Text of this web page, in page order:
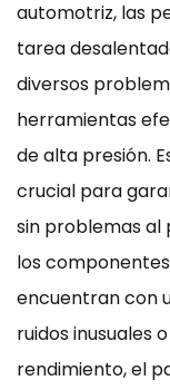
automotriz, las
tarea
diversos
herramientas
de alta presión.
crucial para
sin problemas
los
encuentran con
ruidos inusuales
rendimiento, el